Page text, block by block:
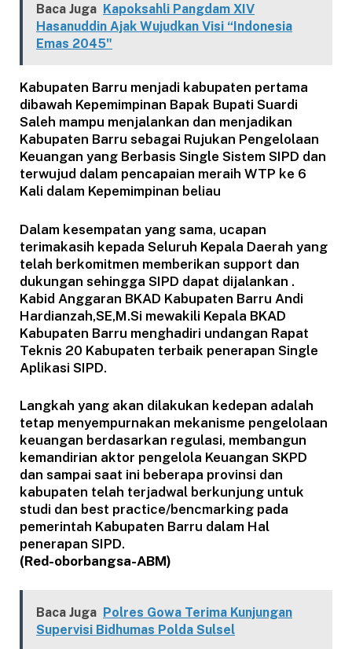
Baca Juga Kapoksahli Pangdam XIV
Hasanuddin Ajak Wujudkan Visi “Indonesia
Emas 2045"
Kabupaten Barru menjadi kabupaten pertama
dibawah Kepemimpinan Bapak Bupati Suardi
Saleh mampu menjalankan dan menjadikan
Kabupaten Barru sebagai Rujukan Pengelolaan
Keuangan yang Berbasis Single Sistem SIPD dan
terwujud dalam pencapaian meraih WTP ke 6
Kali dalam Kepemimpinan beliau
Dalam kesempatan yang sama, ucapan
terimakasih kepada Seluruh Kepala Daerah yang
telah berkomitmen memberikan support dan
dukungan sehingga SIPD dapat dijalankan .
Kabid Anggaran BKAD Kabupaten Barru Andi
Hardianzah,SE,M.Si mewakili Kepala BKAD
Kabupaten Barru menghadiri undangan Rapat
Teknis 20 Kabupaten terbaik penerapan Single
Aplikasi SIPD.
Langkah yang akan dilakukan kedepan adalah
tetap menyempurnakan mekanisme pengelolaan
keuangan berdasarkan regulasi, membangun
kemandirian aktor pengelola Keuangan SKPD
dan sampai saat ini beberapa provinsi dan
kabupaten telah terjadwal berkunjung untuk
studi dan best practice/bencmarking pada
pemerintah Kabupaten Barru dalam Hal
penerapan SIPD.
(Red-oborbangsa-ABM)
Baca Juga Polres Gowa Terima Kunjungan
Supervisi Bidhumas Polda Sulsel